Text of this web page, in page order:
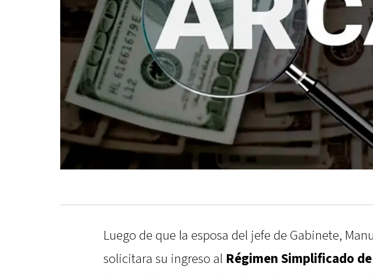
Luego de que la esposa del jefe de Gabinete,
solicitara su ingreso al Régimen Simplificado